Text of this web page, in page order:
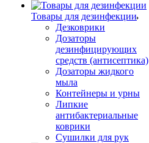
Товары для дезинфекции
Дезковрики
Дозаторы
дезинфицирующих
средств (антисептика)
Дозаторы жидкого
мыла
Контейнеры и урны
Липкие
антибактериальные
коврики
Сушилки для рук